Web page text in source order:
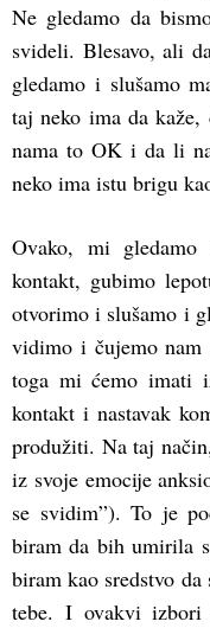
Ne gledamo da
svideli. Blesavo, ali
gledamo i slušamo
taj neko ima da
nama to OK i da li
neko ima istu brigu
Ovako, mi
kontakt, gubimo
otvorimo i slušamo i
vidimo i čujemo
toga mi ćemo imati
kontakt i nastavak
produžiti. Na taj
iz svoje emocije
se svidim”). To je
biram da bih umirila
biram kao sredstvo
tebe. I ovakvi